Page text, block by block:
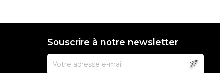
Souscrire à notre newsletter